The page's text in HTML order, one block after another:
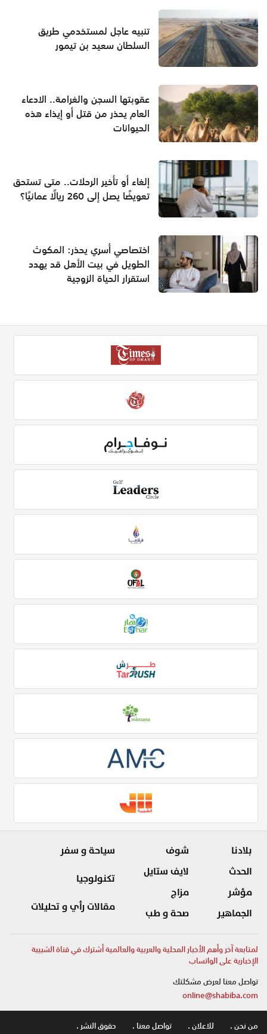
تنبيه عاجل لمستخدمي طريق
السلطان سعيد بن تيمور
عقوبتها السجن والغرامة.. الادعاء
العام يحذر من قتل أو إيذاء هذه
الحيوانات
إلغاء أو تأخير الرحلات.. متى تستحق
تعويضًا يصل إلى 260 ريالًا عمانيًا؟
اختصاصي أسري يحذر: المكوث
الطويل في بيت الأهل قد يهدد
استقرار الحياة الزوجية
بلادنا
الحدث
مؤشر
الجماهير
شوف
لايف ستايل
مزاج
صحة و طب
سياحة و سفر
تكنولوجيا
مقالات رأي و تحليلات
لمتابعة آخر وأهم الأخبار المحلية والعربية والعالمية أشترك في قناة الشبيبة
الإخبارية على الواتساب
تواصل معنا لعرض مشكلتك
online@shabiba.com
من نحن .
للاعلان . تواصل معنا . حقوق النشر .